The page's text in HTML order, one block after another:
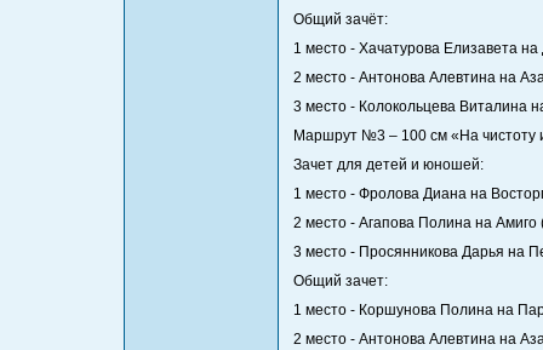
Общий зачёт:
1 место - Хачатурова Елизавета
2 место - Антонова Алевтина на
3 место - Колокольцева Виталина
Маршрут №3 – 100 см «На чистоту
Зачет для детей и юношей:
1 место - Фролова Диана на
2 место - Агапова Полина на Амиго
3 место - Просянникова Дарья на
Общий зачет:
1 место - Коршунова Полина на
2 место - Антонова Алевтина на